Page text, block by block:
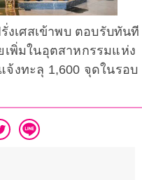
งเศสเข้าพบ ตอบรับทันที
เพิ่มในอุตสาหกรรมแห่ง
งทะลุ 1,600 จุดในรอบ